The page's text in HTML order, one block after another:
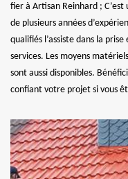
fier à Artisan Reinhard ;
de plusieurs années
qualifiés l’assiste dans la
services. Les moyens
sont aussi disponibles.
confiant votre projet si vous